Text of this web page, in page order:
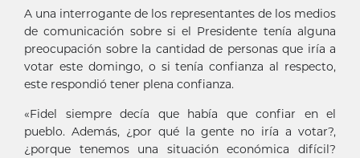
A una interrogante de los representantes de los medios
de comunicación sobre si el Presidente tenía alguna
preocupación sobre la cantidad de personas que iría a
votar este domingo, o si tenía confianza al respecto,
este respondió tener plena confianza.
«Fidel siempre decía que había que confiar en el
pueblo. Además, ¿por qué la gente no iría a votar?,
¿porque tenemos una situación económica difícil?